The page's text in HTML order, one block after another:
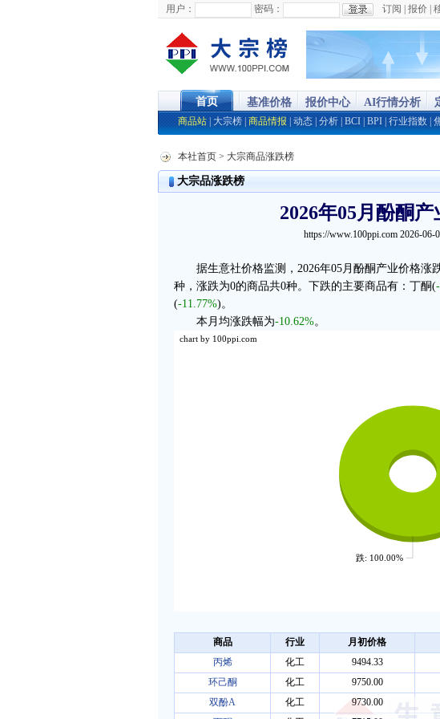
用户： 密码： 订阅 报价
首页 基准价格 报价中心 AI行情分析
商品站 大宗榜 商品情报 动态 分析 BCI BPI 行业指数
本社首页 > 大宗商品涨跌榜
大宗品涨跌榜
2026年05月酚酮
https://www.100ppi.com 2026-06-
据生意社价格监测，2026年05月酚酮产业价格涨
种，涨跌为0的商品共0种。下跌的主要商品有：丁酮(
(-11.77%)。
本月均涨跌幅为-10.62%。
跌: 100.00%
chart by 100ppi.com
商品 行业 月初价格
丙烯
化工 9494.33
环己酮
化工 9750.00
双酚A
化工 9730.00